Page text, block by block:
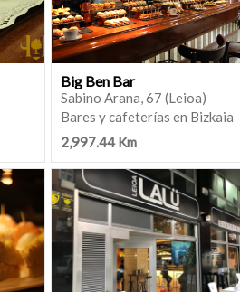
Big Ben Bar
Sabino Arana, 67 (Leioa)
Bares y cafeterías en Bizkaia
2,997.44 Km